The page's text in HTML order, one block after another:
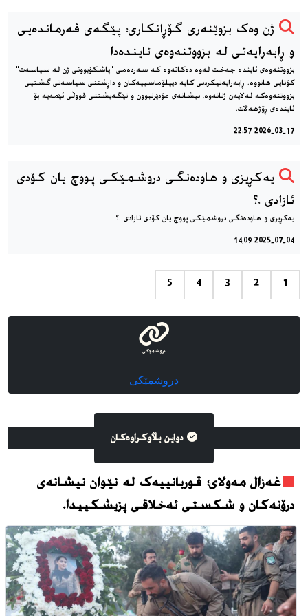
ژن وەک بزوێنەری گۆڕانکاری: پێگەی فەرماندەیی
و ڕابەرایەتی لە بزووتنەوەی ئایندەدا
بزووتنەوەی ئایندە جەخت لەوە دەکاتەوە کە سەردەمی "پاشکۆبوونی ژن لە سیاسەت"
کۆتایی هاتووە. ڕابەرایەتیکردنی کایە دیپلۆماسییەکان و داڕشتنی سیاسەتی گشتیی
بزووتنەوەکە لەلایەن ژنانەوە، نیشانەی مۆدێرنبوون و تێگەیشتنی قووڵی ئێمەیە بۆ
ئایندەی ڕۆژهەڵات.
2026-03-17 22:57
یەکڕیزی و هاودەنگی دروشمێکی پووچ یان کۆدی
ئازادی .؟
یەکڕیزی و هاودەنگی دروشمێکی پووچ یان کۆدی ئازادی .؟
2025-07-04 14:09
1
2
3
4
5
دروشمێکی
دروشمێکی
دواین بڵاوکراوه‌کان
غەزال مەولای؛ قوربانییەک لە نێوان نیشانەی
درۆنەکان و شکستی ئەخلاقی پزیشکییدا.